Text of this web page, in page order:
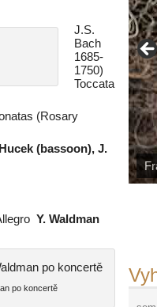
J.S.
Bach
1685-
1750)
Toccata
(Rosary
(bassoon), J.
Y. Waldman
po koncertě